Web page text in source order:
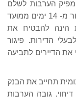
הערבות לשלם
לדורש הערבות את סכום הערבות לא יאוחר מ- 14 ימים ממועד
הינה להבטיח את
הדירות. פיגור
הדיירים לתביעה
תחייב את הבנק
גובה הערבות